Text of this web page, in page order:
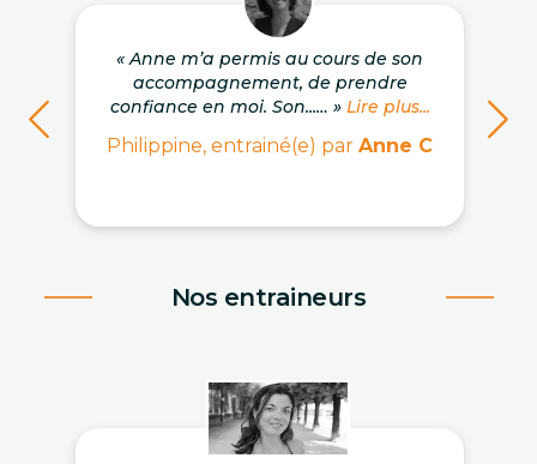
« Anne m’a permis au cours de son
accompagnement, de prendre
confiance en moi. Son...… » Lire plus...
Philippine, entrainé(e) par Anne C
Nos entraineurs